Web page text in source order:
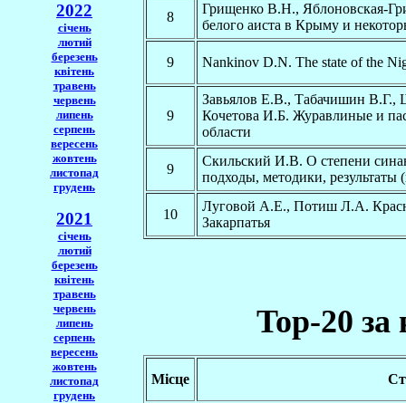
2022
січень
лютий
березень
квітень
травень
червень
липень
серпень
вересень
жовтень
листопад
грудень
2021
січень
лютий
березень
квітень
травень
червень
липень
серпень
вересень
жовтень
листопад
грудень
8
Грищенко В.Н., Яблоновская-
белого аиста в Крыму и
9 Nankinov D.N. The state of the
9
Завьялов Е.В., Табачишин
Кочетова И.Б. Журавлиные и
области
9
Скильский И.В. О степени
подходы, методики,
10
Луговой А.Е., Потиш Л.А.
Закарпатья
Top-20 за
Місце